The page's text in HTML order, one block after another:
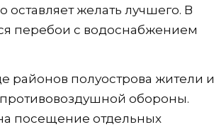
желать лучшего. В
перебои с водоснабжением
районов полуострова жители и
обороны.
посещение отдельных